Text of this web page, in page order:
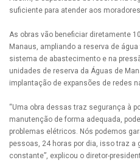
suficiente para atender aos
As obras vão beneficiar diretamente
Manaus, ampliando a reserva de
sistema de abastecimento e na
unidades de reserva da Águas de
implantação de expansões de redes
“Uma obra dessas traz segurança à
manutenção de forma adequada,
problemas elétricos. Nós podemos
pessoas, 24 horas por dia, isso traz
constante”, explicou o diretor-